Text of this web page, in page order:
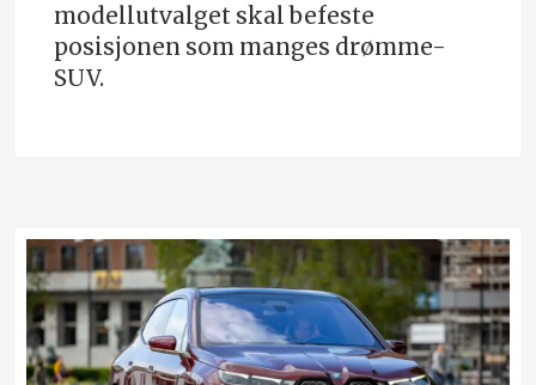
modellutvalget skal befeste
posisjonen som manges drømme-
SUV.